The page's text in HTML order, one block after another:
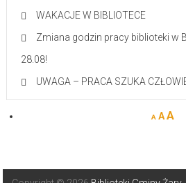
WAKACJE W BIBLIOTECE
Zmiana godzin pracy biblioteki w
28.08!
UWAGA – PRACA SZUKA
A A A